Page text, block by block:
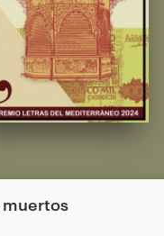
muertos